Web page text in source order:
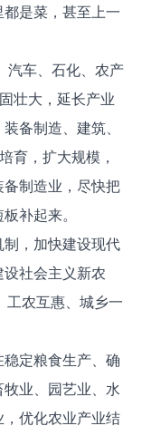
是菜，甚至上一
汽车、石化、农产
壮大，延长产业
备制造、建筑、
育，扩大规模，
制造业，尽快把
补起来。
，加快建设现代
社会主义新农
工农互惠、城乡一
定粮食生产、确
业、园艺业、水
优化农业产业结